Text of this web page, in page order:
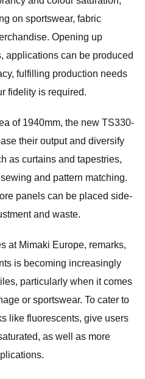
on sportswear, fabric
Opening up
applications can be produced
fulfilling production needs
fidelity is required.
of 1940mm, the new TS330-
their output and diversify
as curtains and tapestries,
and pattern matching.
panels can be placed side-
and waste.
at Mimaki Europe, remarks,
is becoming increasingly
particularly when it comes
or sportswear. To cater to
like fluorescents, give users
as well as more